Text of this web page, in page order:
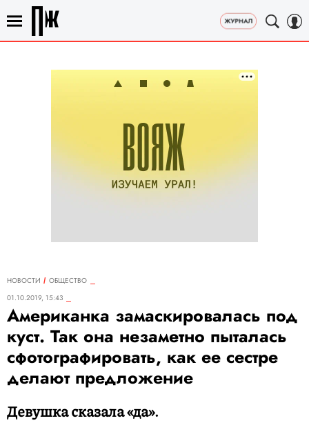
НОВОСТИ
ОБЩЕСТВО
01.10.2019, 15:43
Американка замаскировалась под
куст. Так она незаметно пыталась
сфотографировать, как ее сестре
делают предложение
Девушка сказала «да».